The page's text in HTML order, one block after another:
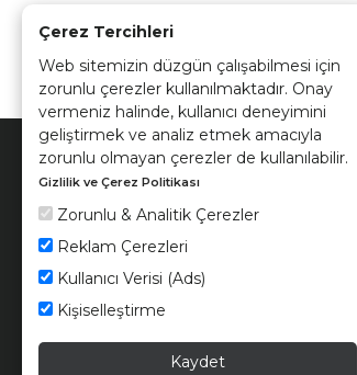
Çerez Tercihleri
Web sitemizin düzgün çalışabilmesi için
zorunlu çerezler kullanılmaktadır. Onay
vermeniz halinde, kullanıcı deneyimini
geliştirmek ve analiz etmek amacıyla
zorunlu olmayan çerezler de kullanılabilir.
Gizlilik ve Çerez Politikası
Zorunlu & Analitik Çerezler
Reklam Çerezleri
Kullanıcı Verisi (Ads)
Kişiselleştirme
Kaydet
Kvkk ve Çerez
© 2026 Ünsa Madencilik